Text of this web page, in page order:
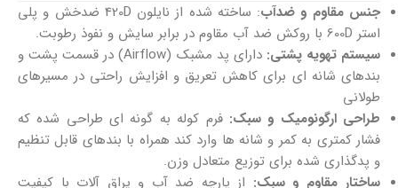
جنس مقاوم و ضدآب
: ساخته شده از نایلون 420D ضدخش و پلی
استر 600D با روکش ضد آب مقاوم در برابر سایش و نفوذ رطوبت.
سیستم تهویه پشتی:
دارای پد مشبک (Airflow) در قسمت پشت و
بندهای شانه ای برای کاهش تعریق و افزایش راحتی در مسیرهای
طولانی
طراحی ارگونومیک و سبک: فرم کوله به گونه ای طراحی شده که
فشار کمتری به کمر و شانه ها وارد کند همراه با بندهای قابل تنظیم
و پدگذاری شده برای توزیع متعادل وزن.
ساختار مقاوم و سبک: از پارچه ضد آب و یراق آلات با کیفیت